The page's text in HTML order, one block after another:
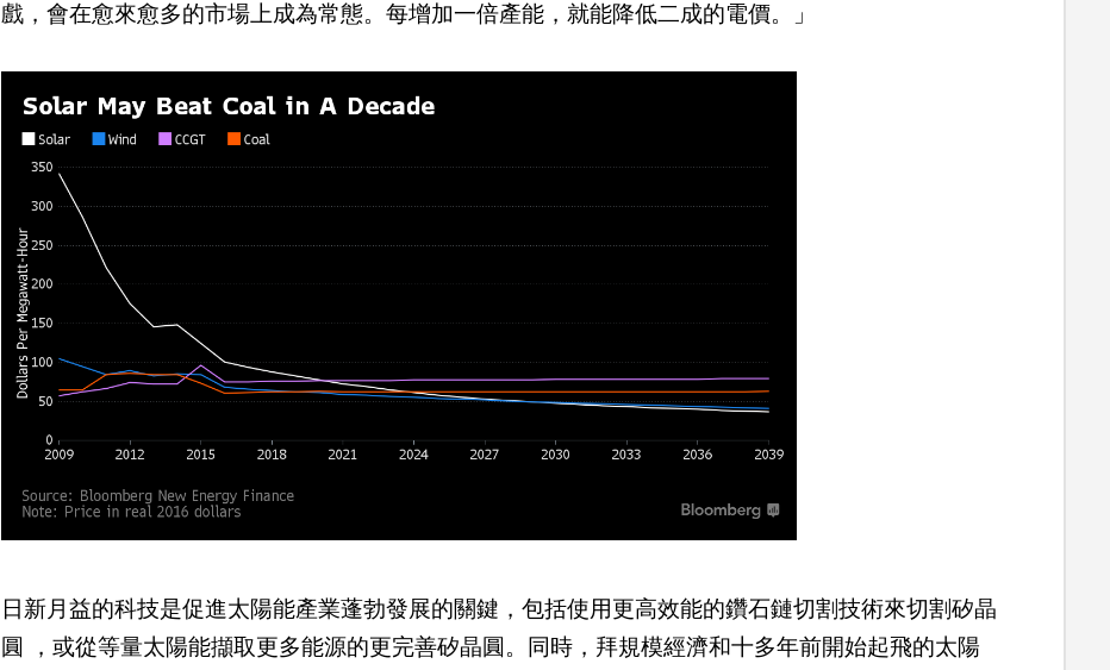
戲，會在愈來愈多的市場上成為常態。每增加一倍產能，就能降低二成的電價。」
日新月益的科技是促進太陽能產業蓬勃發展的關鍵，包括使用更高效能的鑽石鏈切割技術來切割矽晶
圓 ，或從等量太陽能擷取更多能源的更完善矽晶圓。同時，拜規模經濟和十多年前開始起飛的太陽